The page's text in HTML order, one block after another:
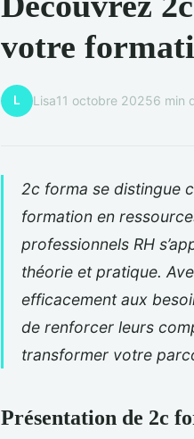
votre
L Lisa11 octobre 20256 min
2c forma se distingue
formation en
professionnels RH
théorie et pratique.
efficacement aux
de renforcer leurs
transformer votre
Présentation de 2c